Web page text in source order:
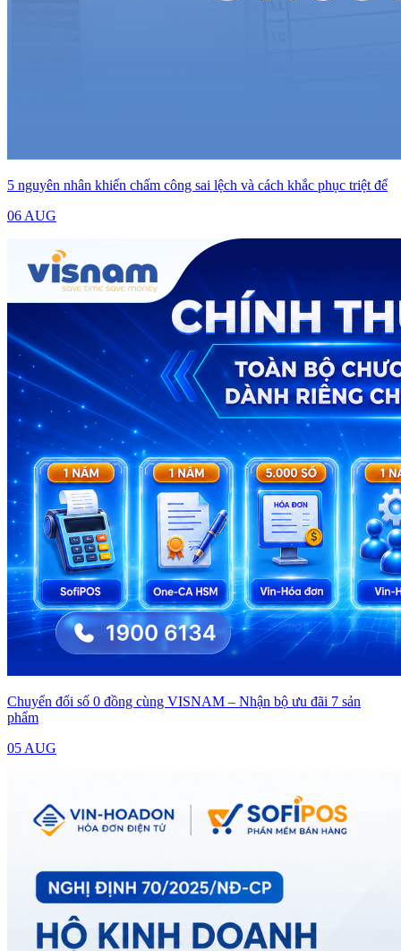
5 nguyên nhân khiến chấm công sai lệch và cách khắc phục triệt để
06 AUG
Chuyển đổi số 0 đồng cùng VISNAM – Nhận bộ ưu đãi 7 sản
phẩm
05 AUG